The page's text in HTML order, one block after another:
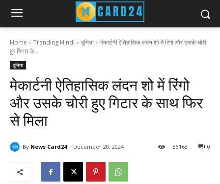
Home Trending Hindi दुनिया
मेकार्टनी ऐतिहासिक लंदन शो में रिंगो और उसके चोरी
हुए गिटार के...
दुनिया
मेकार्टनी ऐतिहासिक लंदन शो में रिंगो
और उसके चोरी हुए गिटार के साथ फिर
से मिला
By News Card24 December 20, 2024 0
56163